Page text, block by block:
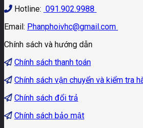
Hotline: 091.902.9988
Email: Phanphoivhc@gmail.com
Chính sách và hướng dẫn
Chính sách thanh toán
Chính sách vận chuyển và kiểm tra
Chính sách đổi trả
Chính sách bảo mật